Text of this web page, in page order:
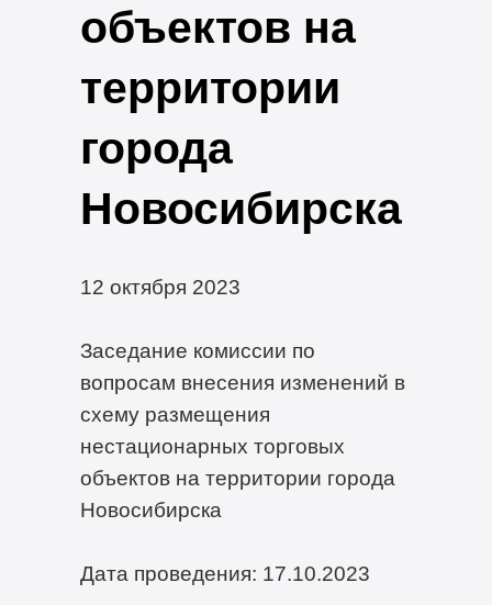
объектов на
территории
города
Новосибирска
12 октября 2023
Заседание комиссии по
вопросам внесения изменений в
схему размещения
нестационарных торговых
объектов на территории города
Новосибирска
Дата проведения: 17.10.2023